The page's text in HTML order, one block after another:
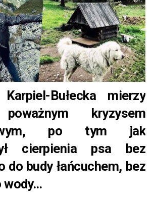
Bułecka mierzy
kryzysem
po tym jak
cierpienia psa bez
do budy łańcuchem, bez
wody…